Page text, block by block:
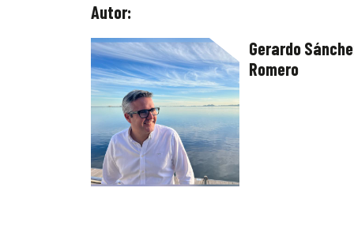
Autor:
Gerardo
Romero